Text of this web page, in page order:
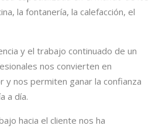
la fontanería, la calefacción, el
y el trabajo continuado de un
nos convierten en
y nos permiten ganar la confianza
a día.
hacia el cliente nos ha